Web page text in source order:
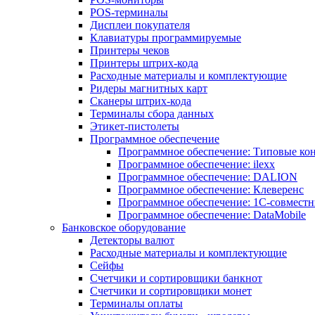
POS-терминалы
Дисплеи покупателя
Клавиатуры программируемые
Принтеры чеков
Принтеры штрих-кода
Расходные материалы и комплектующие
Ридеры магнитных карт
Сканеры штрих-кода
Терминалы сбора данных
Этикет-пистолеты
Программное обеспечение
Программное обеспечение: Типовые
Программное обеспечение: ilexx
Программное обеспечение: DALION
Программное обеспечение: Клеверенс
Программное обеспечение: 1С-
Программное обеспечение: DataMobile
Банковское оборудование
Детекторы валют
Расходные материалы и комплектующие
Сейфы
Счетчики и сортировщики банкнот
Счетчики и сортировщики монет
Терминалы оплаты